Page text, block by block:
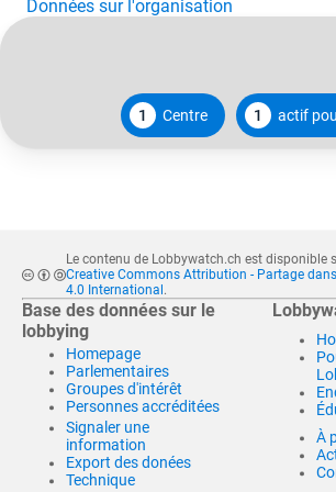
Données sur l'organisation
1 Centre 1 actif
Le contenu de Lobbywatch.ch est disponible
Creative Commons Attribution - Partage
4.0 International .
Base des données sur le
lobbying
Homepage
Parlementaires
Groupes d'intérêt
Personnes accréditées
Signaler une
information
Export des donées
Technique
À